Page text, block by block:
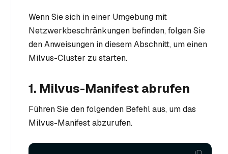
Wenn Sie sich in einer Umgebung mit
Netzwerkbeschränkungen befinden, folgen Sie
den Anweisungen in diesem Abschnitt, um einen
Milvus-Cluster zu starten.
1. Milvus-Manifest abrufen
Führen Sie den folgenden Befehl aus, um das
Milvus-Manifest abzurufen.